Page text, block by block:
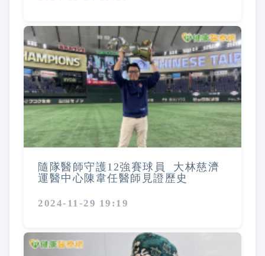
隨隊醫師守護12強賽球員 大林慈濟
運醫中心陳韋任醫師見證歷史
2024-11-29 19:19